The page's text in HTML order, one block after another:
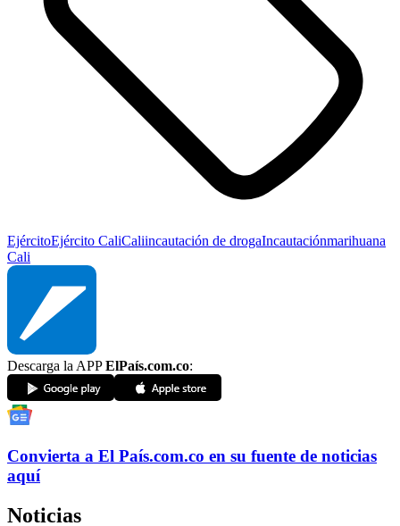
EjércitoEjército CaliCaliincautación de drogaIncautaciónmarihuana
Cali
Descarga la APPElPaís.com.co:
Convierta a El País.com.co en su fuente de noticias
aquí
Noticias